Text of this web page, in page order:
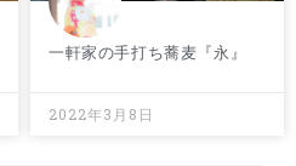
一軒家の手打ち蕎麦『永』
2022年3月8日